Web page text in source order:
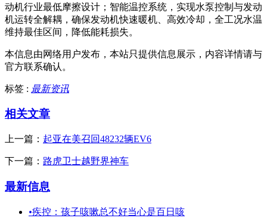
动机行业最低摩擦设计；智能温控系统，实现水泵控制与发动
机运转全解耦，确保发动机快速暖机、高效冷却，全工况水温
维持最佳区间，降低能耗损失。
本信息由网络用户发布， 本站只提供信息展示，内容详情请与
官方联系确认。
标签 : 最新资讯
相关文章
上一篇： 起亚在美召回48232辆EV6
下一篇： 路虎卫士越野界神车
最新信息
•疾控：孩子咳嗽总不好当心是百日咳